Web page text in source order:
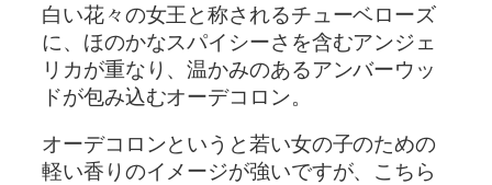
白い花々の女王と称されるチューベローズ
に、ほのかなスパイシーさを含むアンジェ
リカが重なり、温かみのあるアンバーウッ
ドが包み込むオーデコロン。
オーデコロンというと若い女の子のための
軽い香りのイメージが強いですが、こちら